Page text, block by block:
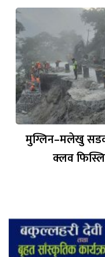
मुग्लिन–मलेखु
क्लव